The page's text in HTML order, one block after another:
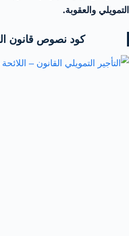
التمويلي والعقوبة.
كود نصوص قانون